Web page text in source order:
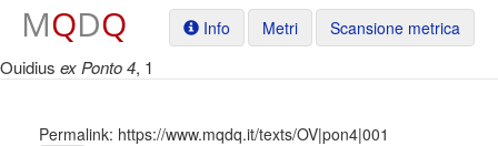
MQDQ Info Metri Scansione metrica
Ouidius ex Ponto 4, 1
Permalink: https://www.mqdq.it/texts/OV|pon4|001